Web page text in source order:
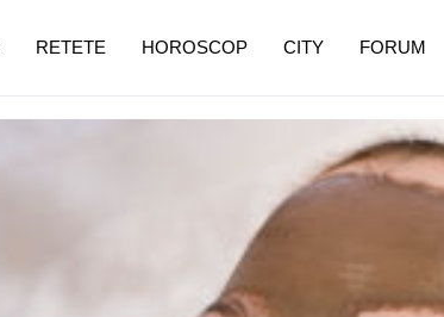
RETETE HOROSCOP CITY FORUM
de dureroasă este investigația